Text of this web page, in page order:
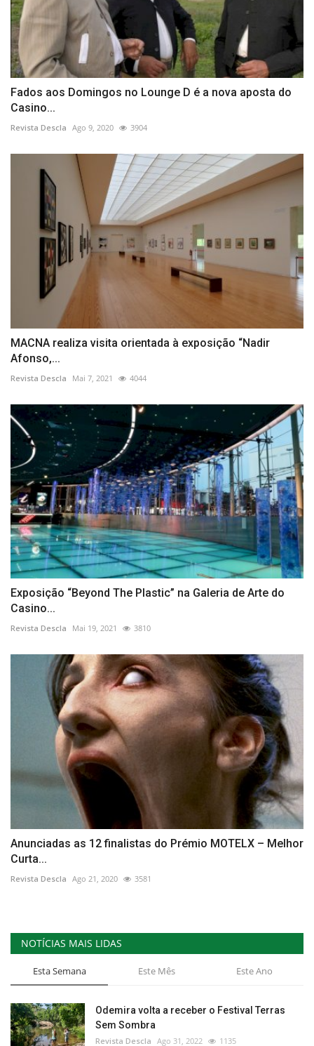
Fados aos Domingos no Lounge D é a nova aposta do
Casino...
Revista Descla Ago 9, 2020 3904
MACNA realiza visita orientada à exposição “Nadir
Afonso,...
Revista Descla Mai 7, 2021 4044
Exposição “Beyond The Plastic” na Galeria de Arte do
Casino...
Revista Descla Mai 19, 2021 3810
Anunciadas as 12 finalistas do Prémio MOTELX – Melhor
Curta...
Revista Descla Ago 21, 2020 3581
NOTÍCIAS MAIS LIDAS
Esta Semana Este Mês Este Ano
Odemira volta a receber o Festival Terras
Sem Sombra
Revista Descla Ago 31, 2022 1135